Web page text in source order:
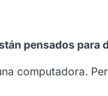
pensados para
computadora.